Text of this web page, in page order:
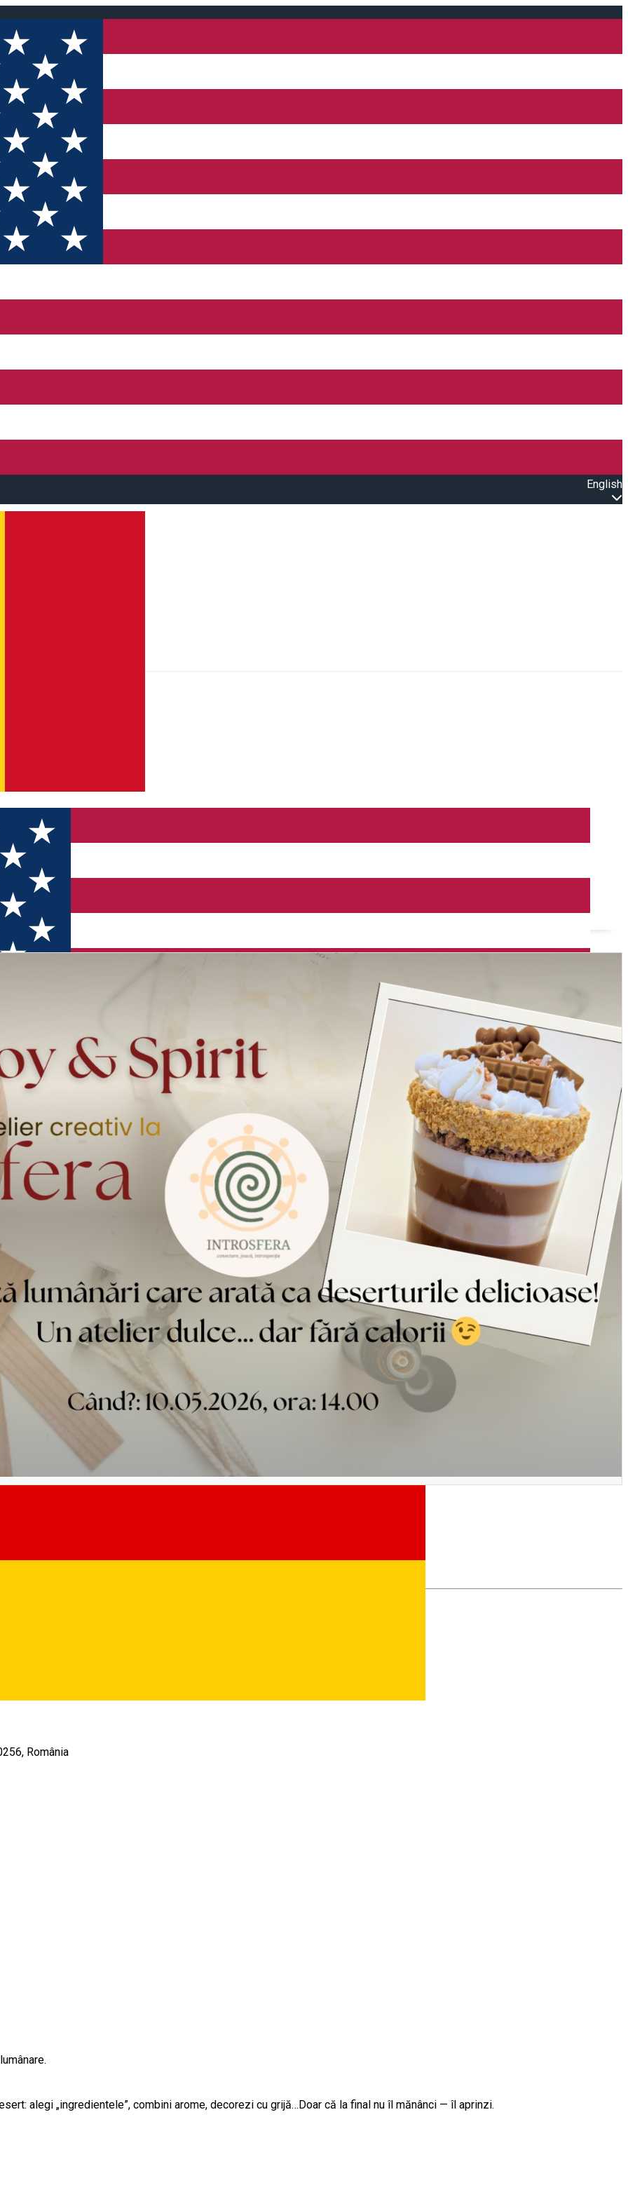
English
delicioase
delicioase
România
alegi „ingredientele”, combini arome, decorezi cu grijă…Doar că la final nu îl mănânci — îl aprinzi.